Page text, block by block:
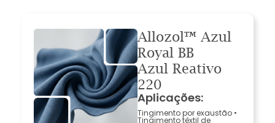
Allozol™ Azul
Royal BB
Azul Reativo
220
Aplicações:
Tingimento por exaustão •
Tingimento têxtil de